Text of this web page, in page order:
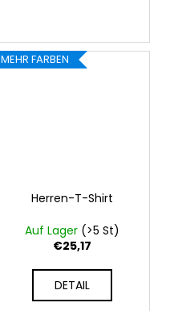
MEHR FARBEN
Herren-T-Shirt
Auf Lager (>5 St)
€25,17
DETAIL